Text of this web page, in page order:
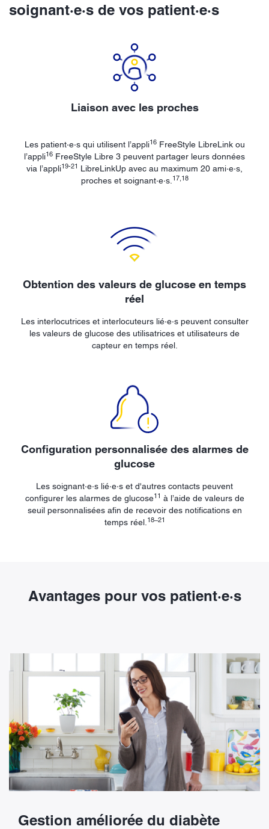
soignant·e·s de vos patient·e·s
Liaison avec les proches
Les patient·e·s qui utilisent l’appli16FreeStyle LibreLink ou
l’appli16 FreeStyle Libre 3 peuvent partager leurs données
via l’appli19-21 LibreLinkUp avec au maximum 20 ami·e·s,
proches et soignant·e·s. 17,18
Obtention des valeurs de glucose en temps
réel
Les interlocutrices et interlocuteurs lié·e·s peuvent consulter
les valeurs de glucose des utilisatrices et utilisateurs de
capteur en temps réel.
Configuration personnalisée des alarmes de
glucose
Les soignant·e·s lié·e·s et d'autres contacts peuvent
configurer les alarmes de glucose11 à l’aide de valeurs de
seuil personnalisées afin de recevoir des notifications en
temps réel. 18–21
Avantages pour vos patient·e·s
Gestion améliorée du diabète